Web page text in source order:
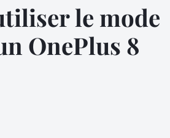
le mode
OnePlus 8